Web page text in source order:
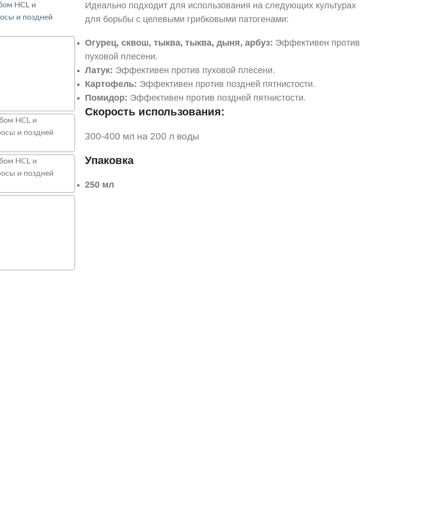
Идеально подходит для использования на следующих культурах
для борьбы с целевыми грибковыми патогенами:
Огурец, сквош, тыква, тыква, дыня, арбуз: Эффективен против
пуховой плесени.
Латук: Эффективен против пуховой плесени.
Картофель: Эффективен против поздней пятнистости.
Помидор: Эффективен против поздней пятнистости.
Скорость использования:
300-400 мл на 200 л воды
Упаковка
250 мл